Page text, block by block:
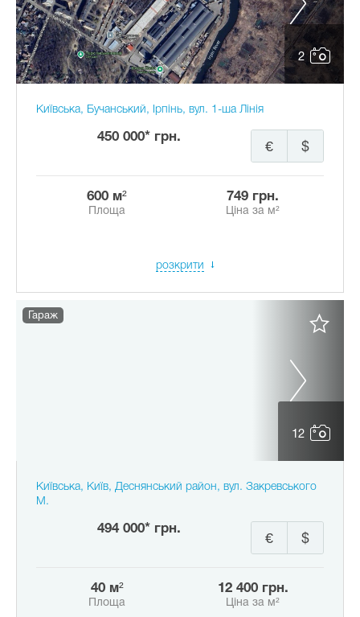
2
Київська, Бучанський, Ірпінь, вул. 1-ша Лінія
450 000* грн.
$
€
600 м²
Площа
749 грн.
Ціна за м²
розкрити
12
Гараж
Київська, Київ, Деснянський район, вул. Закревського
М.
494 000* грн.
$
€
40 м²
Площа
12 400 грн.
Ціна за м²